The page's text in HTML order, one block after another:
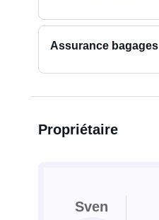
Assurance bagages
Propriétaire
Sven